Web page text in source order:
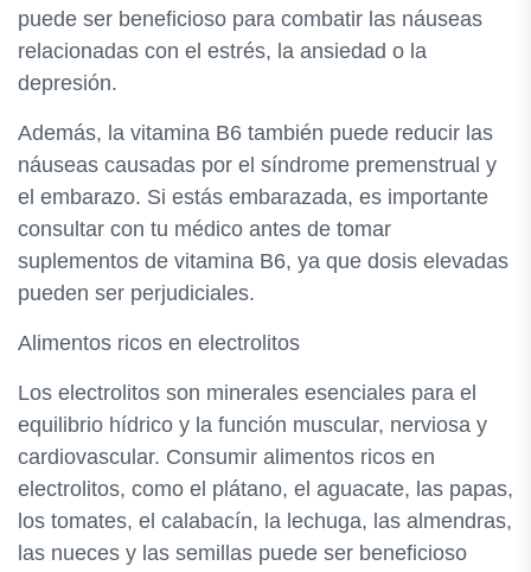
puede ser beneficioso para combatir las náuseas
relacionadas con el estrés, la ansiedad o la
depresión.
Además, la vitamina B6 también puede reducir las
náuseas causadas por el síndrome premenstrual y
el embarazo. Si estás embarazada, es importante
consultar con tu médico antes de tomar
suplementos de vitamina B6, ya que dosis elevadas
pueden ser perjudiciales.
Alimentos ricos en electrolitos
Los electrolitos son minerales esenciales para el
equilibrio hídrico y la función muscular, nerviosa y
cardiovascular. Consumir alimentos ricos en
electrolitos, como el plátano, el aguacate, las papas,
los tomates, el calabacín, la lechuga, las almendras,
las nueces y las semillas puede ser beneficioso